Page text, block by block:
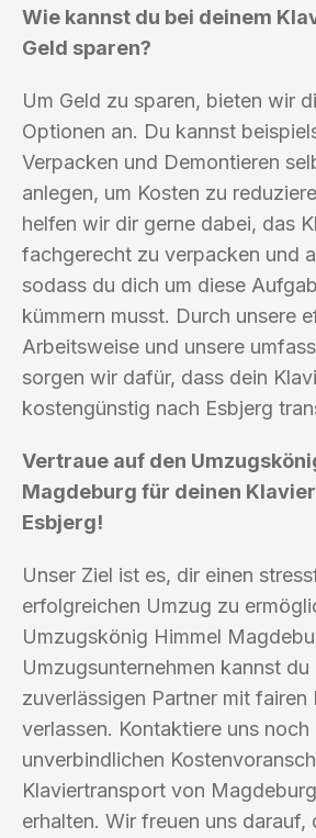
Wie kannst du bei deinem
Geld sparen?
Um Geld zu sparen, bieten wir
Optionen an. Du kannst
Verpacken und Demontieren
anlegen, um Kosten zu
helfen wir dir gerne dabei, das
fachgerecht zu verpacken und
sodass du dich um diese
kümmern musst. Durch unsere
Arbeitsweise und unsere
sorgen wir dafür, dass dein
kostengünstig nach Esbjerg
Vertraue auf den
Magdeburg für deinen
Esbjerg!
Unser Ziel ist es, dir einen
erfolgreichen Umzug zu
Umzugskönig Himmel
Umzugsunternehmen kannst
zuverlässigen Partner mit fairen
verlassen. Kontaktiere uns noch
unverbindlichen
Klaviertransport von
erhalten. Wir freuen uns darauf,